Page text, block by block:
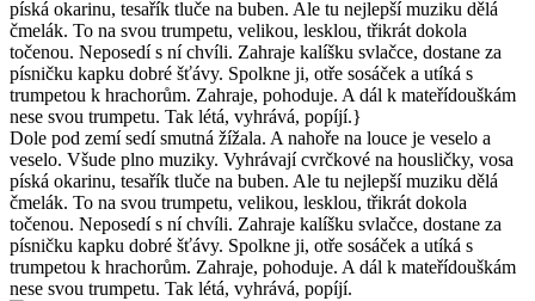
Dole pod zemí sedí smutná žížala. A nahoře na louce je veselo a
veselo. Všude plno muziky. Vyhrávají cvrčkové na housličky, vosa
píská okarinu, tesařík tluče na buben. Ale tu nejlepší muziku dělá
čmelák. To na svou trumpetu, velikou, lesklou, třikrát dokola
točenou. Neposedí s ní chvíli. Zahraje kalíšku svlačce, dostane za
písničku kapku dobré šťávy. Spolkne ji, otře sosáček a utíká s
trumpetou k hrachorům. Zahraje, pohoduje. A dál k mateřídouškám
nese svou trumpetu. Tak létá, vyhrává, popíjí.